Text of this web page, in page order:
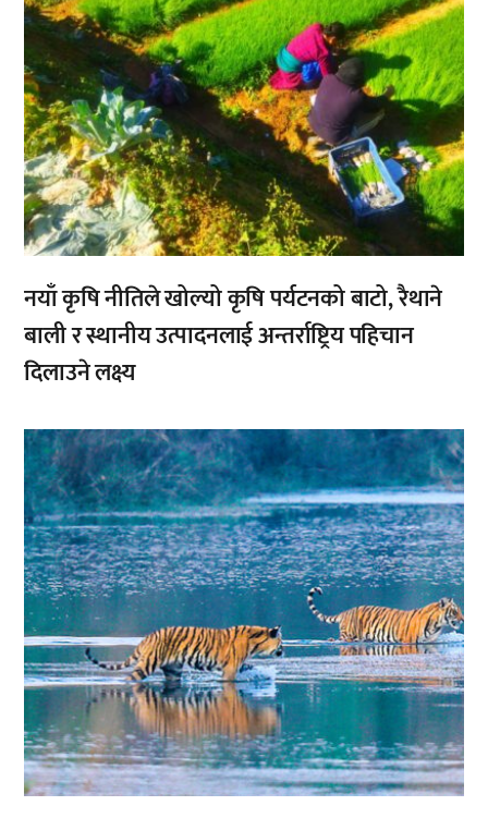
नयाँ कृषि नीतिले खोल्यो कृषि पर्यटनको बाटो, रैथाने
बाली र स्थानीय उत्पादनलाई अन्तर्राष्ट्रिय पहिचान
दिलाउने लक्ष्य
,